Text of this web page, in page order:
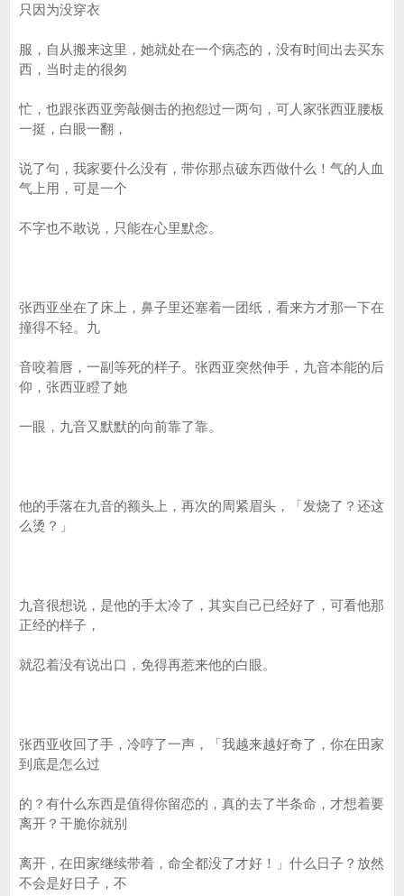
只因为没穿衣
服，自从搬来这里，她就处在一个病态的，没有时间出去买东
西，当时走的很匆
忙，也跟张西亚旁敲侧击的抱怨过一两句，可人家张西亚腰板
一挺，白眼一翻，
说了句，我家要什么没有，带你那点破东西做什么！气的人血
气上用，可是一个
不字也不敢说，只能在心里默念。
张西亚坐在了床上，鼻子里还塞着一团纸，看来方才那一下在
撞得不轻。九
音咬着唇，一副等死的样子。张西亚突然伸手，九音本能的后
仰，张西亚瞪了她
一眼，九音又默默的向前靠了靠。
他的手落在九音的额头上，再次的周紧眉头，「发烧了？还这
么烫？」
九音很想说，是他的手太冷了，其实自己已经好了，可看他那
正经的样子，
就忍着没有说出口，免得再惹来他的白眼。
张西亚收回了手，冷哼了一声，「我越来越好奇了，你在田家
到底是怎么过
的？有什么东西是值得你留恋的，真的去了半条命，才想着要
离开？干脆你就别
离开，在田家继续带着，命全都没了才好！」什么日子？放然
不会是好日子，不